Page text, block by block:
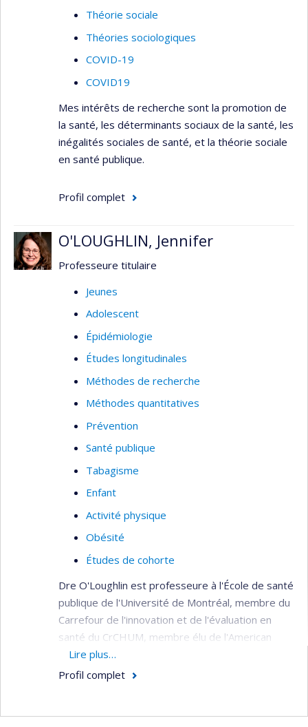
Théorie sociale
Théories sociologiques
COVID-19
COVID19
Mes intérêts de recherche sont la promotion de
la santé, les déterminants sociaux de la santé, les
inégalités sociales de santé, et la théorie sociale
en santé publique.
Profil complet
O'LOUGHLIN, Jennifer
Professeure titulaire
Jeunes
Adolescent
Épidémiologie
Études longitudinales
Méthodes de recherche
Méthodes quantitatives
Prévention
Santé publique
Tabagisme
Enfant
Activité physique
Obésité
Études de cohorte
Dre O'Loughlin est professeure à l'École de santé
publique de l'Université de Montréal, membre du
Carrefour de l'innovation et de l'évaluation en
santé du CrCHUM, membre élu de l'American
Academy of Pediatrics Tobacco Consortium et
membre de l'Académie canadienne des sciences
Lire plus…
Profil complet